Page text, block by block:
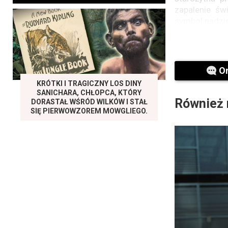
zapalenie
W VII wieku
nadało
Kolor
Czerwony
podczas
KRÓTKI I TRAGICZNY LOS DINY
SANICHARA, CHŁOPCA, KTÓRY
DORASTAŁ WŚRÓD WILKÓW I STAŁ
SIĘ PIERWOWZOREM MOWGLIEGO.